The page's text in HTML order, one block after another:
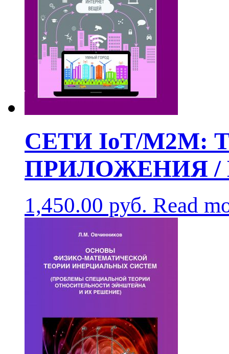
СЕТИ IoT/
ПРИЛОЖЕНИЯ
1,450.00 руб. Read